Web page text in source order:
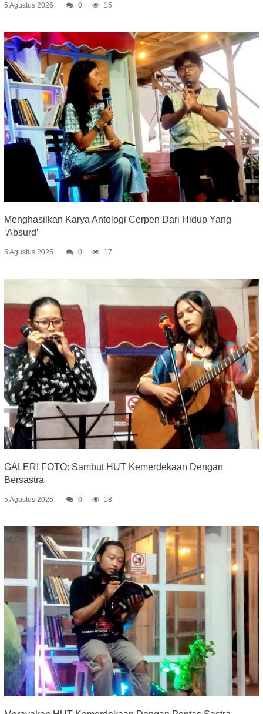
5 Agustus 2026 0 15
Menghasilkan Karya Antologi Cerpen Dari Hidup Yang
‘Absurd’
5 Agustus 2026 0 17
GALERI FOTO: Sambut HUT Kemerdekaan Dengan
Bersastra
5 Agustus 2026 0 18